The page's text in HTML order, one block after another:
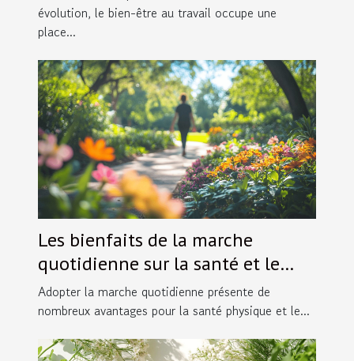
évolution, le bien-être au travail occupe une
place...
Les bienfaits de la marche
quotidienne sur la santé et le
bien-être
Adopter la marche quotidienne présente de
nombreux avantages pour la santé physique et le...